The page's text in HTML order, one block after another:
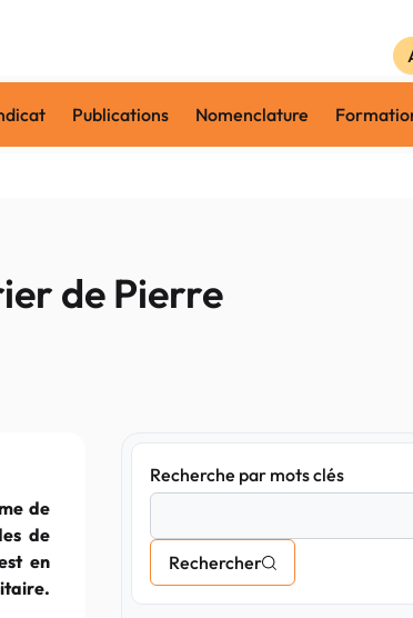
Publications Nomenclature
de Pierre
de
de
en
Recherche par mots clés
Rechercher